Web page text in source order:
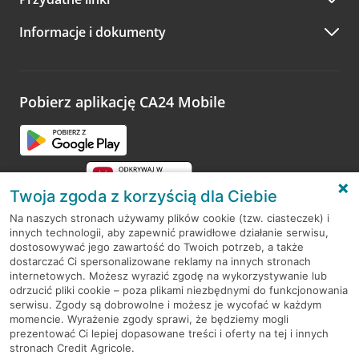
A po wizycie…
Zachęcamy do podzielenia się z nami opinią o wizycie.
opinie.
Informacje i dokumenty
Pobierz aplikację CA24 Mobile
RODO
Regulamin serwisu
Mapa serwisu
PolitykaCookies
Twoja zgoda z korzyścią dla Ciebie
Na naszych stronach używamy plików cookie (tzw. ciasteczek) i
innych technologii, aby zapewnić prawidłowe działanie serwisu,
dostosowywać jego zawartość do Twoich potrzeb, a także
dostarczać Ci spersonalizowane reklamy na innych stronach
internetowych. Możesz wyrazić zgodę na wykorzystywanie lub
odrzucić pliki cookie – poza plikami niezbędnymi do funkcjonowania
serwisu. Zgody są dobrowolne i możesz je wycofać w każdym
momencie. Wyrażenie zgody sprawi, że będziemy mogli
prezentować Ci lepiej dopasowane treści i oferty na tej i innych
stronach Credit Agricole.